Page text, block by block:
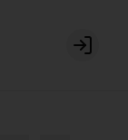
Login